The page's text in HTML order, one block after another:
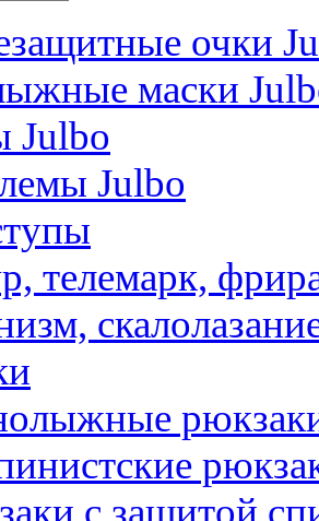
очки
маски
Julbo
телемарк,
с защитой